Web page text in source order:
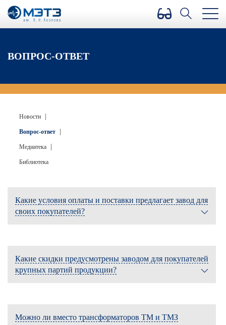
Версия для слабовидящих
ВОПРОС-ОТВЕТ
Новости
Вопрос-ответ
Медиатека
Библиотека
Какие условия оплаты и поставки предлагает завод для
своих покупателей?
Какие скидки предусмотрены заводом для покупателей
крупных партий продукции?
Можно ли вместо трансформаторов ТМ и ТМЗ